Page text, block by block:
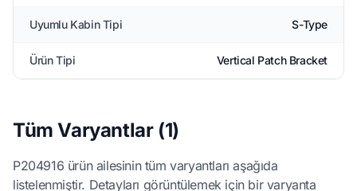
Uyumlu Kabin Tipi S-Type
Ürün Tipi Vertical Patch Bracket
Tüm Varyantlar (1)
P204916 ürün ailesinin tüm varyantları aşağıda
listelenmiştir. Detayları görüntülemek için bir varyanta